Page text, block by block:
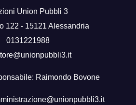
Union Pubbli 3
122 - 15121 Alessandria
0131221988
Raimondo Bovone